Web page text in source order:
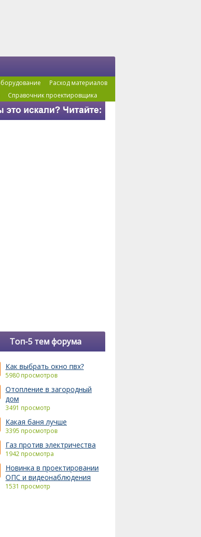
Расход материалов
Справочник проектировщика
Топ-5 тем форума
Как выбрать окно пвх?
5980 просмотров
Отопление в загородный
дом
3491 просмотр
Какая баня лучше
3395 просмотров
Газ против электричества
1942 просмотра
Новинка в проектировании
ОПС и видеонаблюдения
1531 просмотр